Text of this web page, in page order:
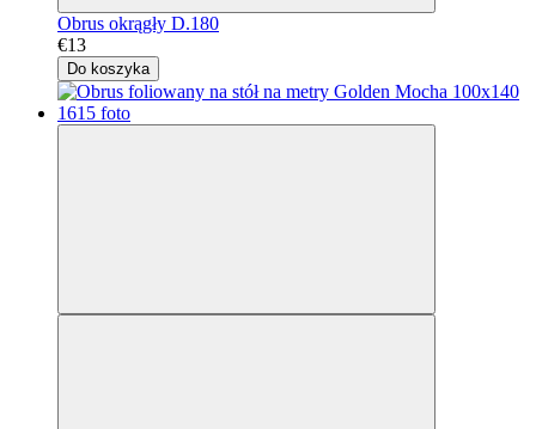
Obrus okrągły D.180
€13
Do koszyka